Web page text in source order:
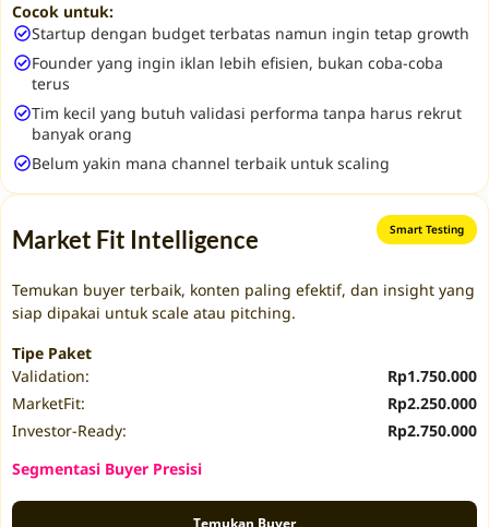
Cocok untuk:
Startup dengan budget terbatas namun ingin tetap growth
Founder yang ingin iklan lebih efisien, bukan coba-coba
terus
Tim kecil yang butuh validasi performa tanpa harus rekrut
banyak orang
Belum yakin mana channel terbaik untuk scaling
Market Fit Intelligence Smart Testing
Temukan buyer terbaik, konten paling efektif, dan insight yang
siap dipakai untuk scale atau pitching.
Tipe Paket
Validation:
Rp1.750.000
MarketFit:
Rp2.250.000
Investor-Ready:
Rp2.750.000
Segmentasi Buyer Presisi